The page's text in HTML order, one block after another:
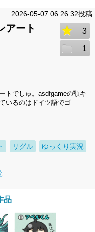
2026-05-07 06:26:32投稿
アート 3
1
トでしゅ。asdfgameの顎キ
いるのはドイツ語でゴ
リグル ゆっくり実況
品